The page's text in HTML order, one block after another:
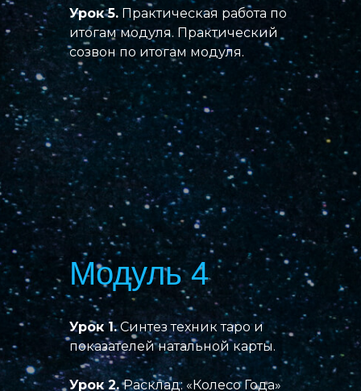
Урок 5. Практическая работа по
итогам модуля. Практический
созвон по итогам модуля.
Урок 1.Синтез техник таро и
показателей натальной карты.
Урок 2.Расклад: «Колесо Года»
Модуль 4